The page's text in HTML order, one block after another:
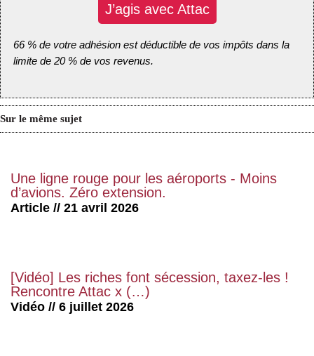
J’agis avec Attac
66 % de votre adhésion est déductible de vos impôts dans la
limite de 20 % de vos revenus.
Sur le même sujet
Une ligne rouge pour les aéroports - Moins
d’avions. Zéro extension.
Article // 21 avril 2026
[Vidéo] Les riches font sécession, taxez-les !
Rencontre Attac x (…)
Vidéo // 6 juillet 2026